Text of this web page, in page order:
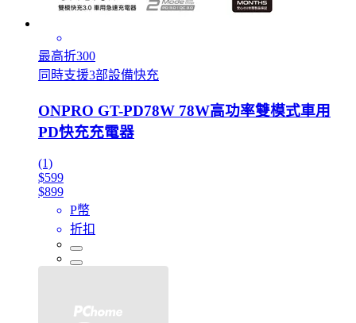
最高折300
同時支援3部設備快充
ONPRO GT-PD78W 78W高功率雙模式車用
PD快充充電器
(1)
$599
$899
P幣
折扣